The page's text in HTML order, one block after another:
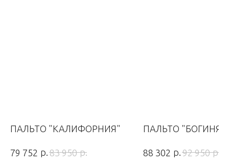
ПАЛЬТО "КАЛИФОРНИЯ"
79 752 р. 83 950 р.
ПАЛЬТО "БОГИНЯ"
88 302 р. 92 950 р.